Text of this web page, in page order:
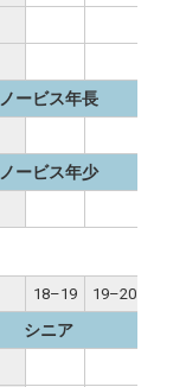
ノービス年長
ノービス年少
18–19 19–20
シニア